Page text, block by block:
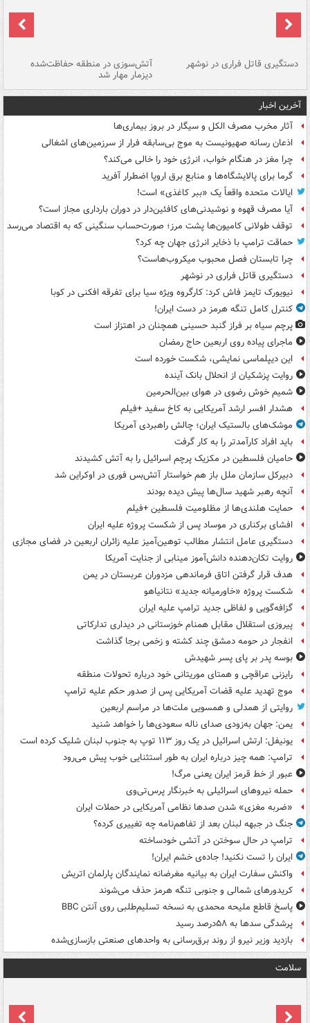
دستگیری قاتل فراری در نوشهر آتش‌سوزی در منطقه حفاظت‌شده
دیزمار مهار شد
آخرین اخبار
آثار مخرب مصرف الکل و سیگار در بروز بیماری‌ها
اذعان رسانه صهیونیست به موج بی‌سابقه فرار از سرزمین‌های اشغالی
چرا مغز در هنگام خواب، انرژی خود را خالی می‌کند؟
گرما برای پالایشگاه‌ها و منابع برق اروپا اضطرار آفرید
ایالات متحده واقعاً یک «ببر کاغذی» است!
آیا مصرف قهوه و نوشیدنی‌های کافئین‌دار در دوران بارداری مجاز است؟
توقف طولانی کامیون‌ها پشت مرز؛ صورت‌حساب سنگینی که به اقتصاد می‌رسد
حماقت ترامپ با ذخایر انرژی جهان چه کرد؟
چرا تابستان فصل محبوب میکروب‌هاست؟
دستگیری قاتل فراری در نوشهر
نیویورک تایمز فاش کرد: کارگروه ویژه سیا برای تفرقه افکنی در کوبا
کنترل کامل تنگه هرمز در دست ایران!
پرچم سیاه بر فراز گنبد حسینی همچنان در اهتزاز است
ماجرای پیاده روی اربعین حاج رمضان
این دیپلماسی نمایشی، شکست خورده است
روایت پزشکیان از انحلال بانک آینده
شمیم خوش رضوی در هوای بین‌الحرمین
هشدار افسر ارشد آمریکایی به کاخ سفید +فیلم
موشک‌های بالستیک ایران؛ چالش راهبردی آمریکا
باید افراد کارآمدتر را به کار گرفت
حامیان فلسطین در مکزیک پرچم اسرائیل را به آتش کشیدند
دبیرکل سازمان ملل باز هم خواستار آتش‌بس فوری در اوکراین شد
آنچه رهبر شهید سال‌ها پیش دیده بودند
حمایت هلندی‌ها از مظلومیت فلسطین +فیلم
افشای برکناری در موساد پس از شکست پروژه علیه ایران
دستگیری عامل انتشار مطالب توهین‌آمیز علیه زائران اربعین در فضای مجازی
روایت تکان‌دهنده دانش‌آموز مینابی از جنایت آمریکا
هدف قرار گرفتن اتاق‌ فرماندهی مزدوران عربستان در یمن
شکست پروژه «خاورمیانه جدید» نتانیاهو
گزافه‌گویی و لفاظی جدید ترامپ علیه ایران
پیروزی استقلال مقابل همنام خوزستانی در دیداری تدارکاتی
انفجار در حومه دمشق چند کشته و زخمی برجا گذاشت
بوسه‌ پدر بر پای پسر شهیدش
رایزنی عراقچی و همتای موریتانی خود درباره تحولات منطقه
موج تهدید علیه قضات آمریکایی پس از صدور حکم علیه ترامپ
روایتی از همدلی و همسویی ملت‌ها در مراسم اربعین
یمن: جهان به‌زودی صدای ناله سعودی‌ها را خواهد شنید
یونیفل: ارتش اسرائیل در یک روز ۱۱۳ توپ به جنوب لبنان شلیک کرده است
ترامپ: همه چیز درباره ایران به طور استثنایی خوب پیش می‌رود
عبور از خط قرمز ایران یعنی مرگ!
حمله نیروهای اسرائیلی به خبرنگار پرس‌تی‌وی
«ضربه مغزی» شدن صدها نظامی آمریکایی در حملات ایران
جنگ در جبهه لبنان بعد از تفاهم‌نامه چه تغییری کرده؟
ترامپ در حال سوختن در آتشی خودساخته
ایران را تست نکنید! جاده‌ی خشم ایران!
واکنش سفارت ایران به بیانیه مغرضانه نمایندگان پارلمان اتریش
کریدورهای شمالی و جنوبی تنگه هرمز حذف می‌شوند
پاسخ قاطع ملیحه محمدی به نسخه تسلیم‌طلبی روی آنتن BBC
پرشدگی سدها به ۵۸درصد رسید
بازدید وزیر نیرو از روند برق‌رسانی به واحدهای صنعتی بازسازی‌شده
سلامت